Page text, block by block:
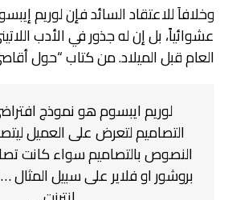
وخلافاَ للاعتقاد السائد فإن لوريم
عشوائياً، بل إن له جذور في الأدب
العام قبل الميلاد. من كتاب “حول
لوريم ايبسوم هو نموذج
التصاميم لتعرض على العميل
النصوص بالتصاميم سواء كانت
بروشور او فلاير على سبيل المثال